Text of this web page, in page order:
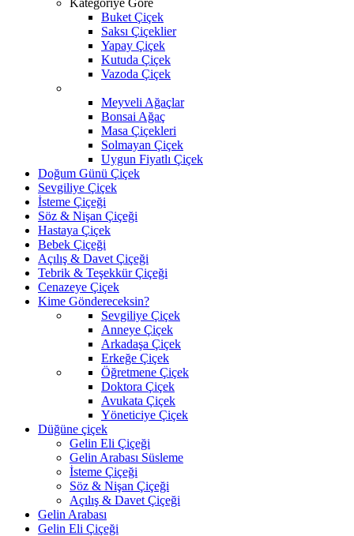
Kategoriye Göre
Buket Çiçek
Saksı Çiçeklier
Yapay Çiçek
Kutuda Çiçek
Vazoda Çiçek
Meyveli Ağaçlar
Bonsai Ağaç
Masa Çiçekleri
Solmayan Çiçek
Uygun Fiyatlı Çiçek
Doğum Günü Çiçek
Sevgiliye Çiçek
İsteme Çiçeği
Söz & Nişan Çiçeği
Hastaya Çiçek
Bebek Çiçeği
Açılış & Davet Çiçeği
Tebrik & Teşekkür Çiçeği
Cenazeye Çiçek
Kime Göndereceksin?
Sevgiliye Çiçek
Anneye Çiçek
Arkadaşa Çiçek
Erkeğe Çiçek
Öğretmene Çiçek
Doktora Çiçek
Avukata Çiçek
Yöneticiye Çiçek
Düğüne çiçek
Gelin Eli Çiçeği
Gelin Arabası Süsleme
İsteme Çiçeği
Söz & Nişan Çiçeği
Açılış & Davet Çiçeği
Gelin Arabası
Gelin Eli Çiçeği